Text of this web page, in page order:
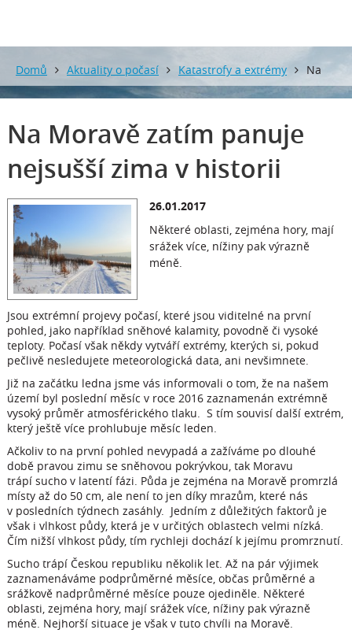
Domů Aktuality o počasí Katastrofy a extrémy Na
Moravě zatím panuje nejsušší zima v historii
Na Moravě zatím panuje
nejsušší zima v historii
26.01.2017
Některé oblasti, zejména hory, mají
srážek více, nížiny pak výrazně
méně.
Jsou extrémní projevy počasí, které jsou viditelné na první
pohled, jako například sněhové kalamity, povodně či vysoké
teploty. Počasí však někdy vytváří extrémy, kterých si, pokud
pečlivě nesledujete meteorologická data, ani nevšimnete.
Již na začátku ledna jsme vás informovali o tom, že na našem
území byl poslední měsíc v roce 2016 zaznamenán extrémně
vysoký průměr atmosférického tlaku. S tím souvisí další extrém,
který ještě více prohlubuje měsíc leden.
Ačkoliv to na první pohled nevypadá a zažíváme po dlouhé
době pravou zimu se sněhovou pokrývkou, tak Moravu
trápí sucho v latentí fázi. Půda je zejména na Moravě promrzlá
místy až do 50 cm, ale není to jen díky mrazům, které nás
v posledních týdnech zasáhly. Jedním z důležitých faktorů je
však i vlhkost půdy, která je v určitých oblastech velmi nízká.
Čím nižší vlhkost půdy, tím rychleji dochází k jejímu promrznutí.
Sucho trápí Českou republiku několik let. Až na pár výjimek
zaznamenáváme podprůměrné měsíce, občas průměrné a
srážkově nadprůměrné měsíce pouze ojediněle. Některé
oblasti, zejména hory, mají srážek více, nížiny pak výrazně
méně. Nejhorší situace je však v tuto chvíli na Moravě.